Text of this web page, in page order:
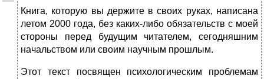
Книга, которую вы держите в своих руках, написана
летом 2000 года, без каких-либо обязательств с моей
стороны перед будущим читателем, сегодняшним
начальством или своим научным прошлым.
Этот текст посвящен психологическим проблемам